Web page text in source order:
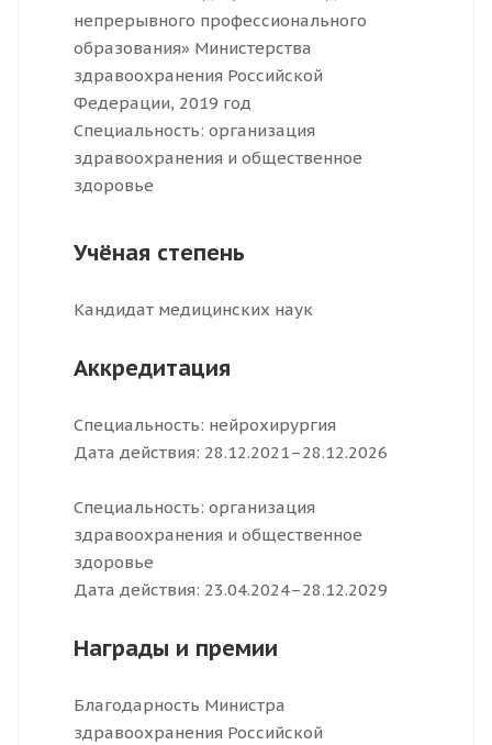
непрерывного профессионального
образования» Министерства
здравоохранения Российской
Федерации, 2019 год
Специальность: организация
здравоохранения и общественное
здоровье
Учёная степень
Кандидат медицинских наук
Аккредитация
Специальность: нейрохирургия
Дата действия: 28.12.2021–28.12.2026
Специальность: организация
здравоохранения и общественное
здоровье
Дата действия: 23.04.2024–28.12.2029
Награды и премии
Благодарность Министра
здравоохранения Российской